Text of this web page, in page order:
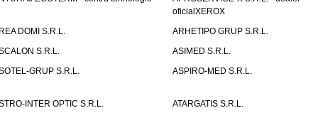
oficialXEROX
DOMI S.R.L.
ARHETIPO GRUP S.R.L.
S.R.L.
ASIMED S.R.L.
GRUP S.R.L.
ASPIRO-MED S.R.L.
INTER OPTIC S.R.L.
ATARGATIS S.R.L.